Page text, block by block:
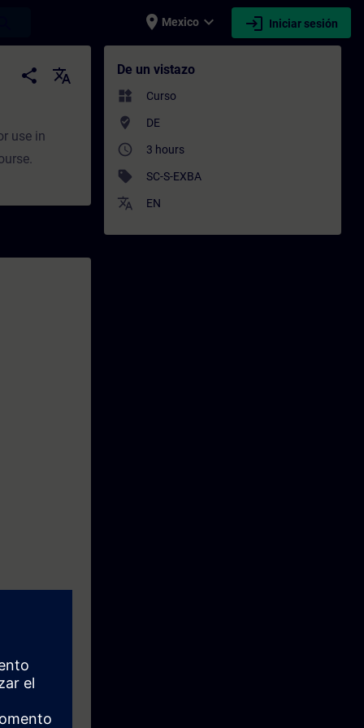
place Mexico expand_more login Iniciar sesión
- Capacitación - Capacitación
share translate
use in
De un vistazo
widgets Curso
where_to_vote DE
access_time 3 hours
sell SC-S-EXBA
translate EN